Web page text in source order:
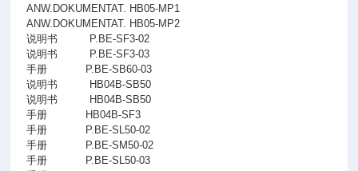
ANW.DOKUMENTAT. HB05-MP1
ANW.DOKUMENTAT. HB05-MP2
说明书
P.BE-SF3-02
说明书
P.BE-SF3-03
手册
P.BE-SB60-03
说明书
HB04B-SB50
说明书
HB04B-SB50
手册
HB04B-SF3
手册
P.BE-SL50-02
手册
P.BE-SM50-02
手册
P.BE-SL50-03